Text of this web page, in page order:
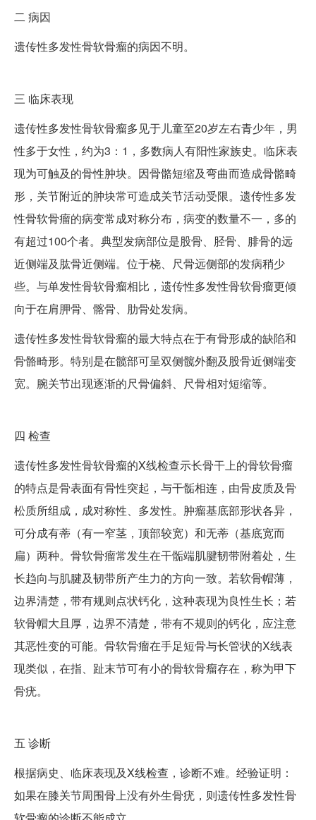
二 病因
遗传性多发性骨软骨瘤的病因不明。
三 临床表现
遗传性多发性骨软骨瘤多见于儿童至20岁左右青少年，男
性多于女性，约为3：1，多数病人有阳性家族史。临床表
现为可触及的骨性肿块。因骨骼短缩及弯曲而造成骨骼畸
形，关节附近的肿块常可造成关节活动受限。遗传性多发
性骨软骨瘤的病变常成对称分布，病变的数量不一，多的
有超过100个者。典型发病部位是股骨、胫骨、腓骨的远
近侧端及肱骨近侧端。位于桡、尺骨远侧部的发病稍少
些。与单发性骨软骨瘤相比，遗传性多发性骨软骨瘤更倾
向于在肩胛骨、髂骨、肋骨处发病。
遗传性多发性骨软骨瘤的最大特点在于有骨形成的缺陷和
骨骼畸形。特别是在髋部可呈双侧髋外翻及股骨近侧端变
宽。腕关节出现逐渐的尺骨偏斜、尺骨相对短缩等。
四 检查
遗传性多发性骨软骨瘤的X线检查示长骨干上的骨软骨瘤
的特点是骨表面有骨性突起，与干骺相连，由骨皮质及骨
松质所组成，成对称性、多发性。肿瘤基底部形状各异，
可分成有蒂（有一窄茎，顶部较宽）和无蒂（基底宽而
扁）两种。骨软骨瘤常发生在干骺端肌腱韧带附着处，生
长趋向与肌腱及韧带所产生力的方向一致。若软骨帽薄，
边界清楚，带有规则点状钙化，这种表现为良性生长；若
软骨帽大且厚，边界不清楚，带有不规则的钙化，应注意
其恶性变的可能。骨软骨瘤在手足短骨与长管状的X线表
现类似，在指、趾末节可有小的骨软骨瘤存在，称为甲下
骨疣。
五 诊断
根据病史、临床表现及X线检查，诊断不难。经验证明：
如果在膝关节周围骨上没有外生骨疣，则遗传性多发性骨